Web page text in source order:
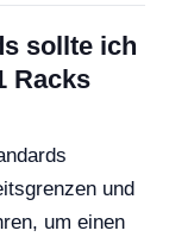
sollte ich
Racks
und
um einen